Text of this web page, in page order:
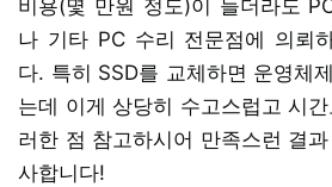
비용(몇 만원 정도)이 들더라도
나 기타 PC 수리 전문점에 의뢰
다. 특히 SSD를 교체하면 운영체
는데 이게 상당히 수고스럽고 시
러한 점 참고하시어 만족스런 결
사합니다!